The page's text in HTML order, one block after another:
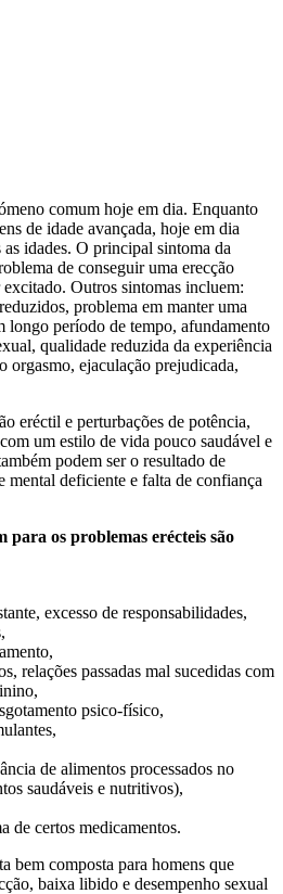
comum hoje em dia. Enquanto
de idade avançada, hoje em dia
as idades. O principal sintoma da
de conseguir uma erecção
excitado. Outros sintomas incluem:
problema em manter uma
longo período de tempo, afundamento
qualidade reduzida da experiência
orgasmo, ejaculação prejudicada,
eréctil e perturbações de potência,
um estilo de vida pouco saudável e
podem ser o resultado de
mental deficiente e falta de confiança
para os problemas erécteis são
excesso de responsabilidades,
relações passadas mal sucedidas com
psico-físico,
de alimentos processados no
saudáveis e nutritivos),
de certos medicamentos.
bem composta para homens que
baixa libido e desempenho sexual